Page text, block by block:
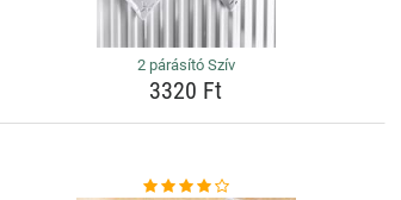
2 párásító Szív
3320 Ft